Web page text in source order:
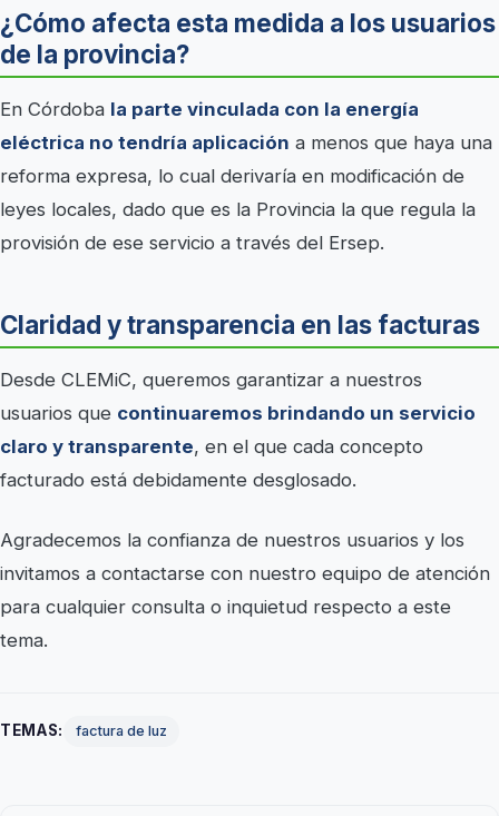
¿Cómo afecta esta medida a los usuarios
de la provincia?
En Córdoba la parte vinculada con la energía
eléctrica no tendría aplicación a menos que haya una
reforma expresa, lo cual derivaría en modificación de
leyes locales, dado que es la Provincia la que regula la
provisión de ese servicio a través del Ersep.
Claridad y transparencia en las facturas
Desde CLEMiC, queremos garantizar a nuestros
usuarios que continuaremos brindando un servicio
claro y transparente, en el que cada concepto
facturado está debidamente desglosado.
Agradecemos la confianza de nuestros usuarios y los
invitamos a contactarse con nuestro equipo de atención
para cualquier consulta o inquietud respecto a este
tema.
TEMAS: factura de luz